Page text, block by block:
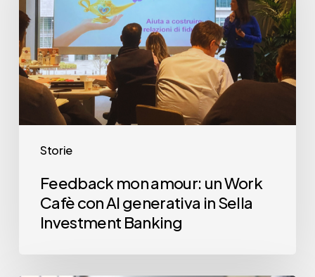
Storie
un
Work
Cafè
con
AI
generativa
Sella
Investment
Banking
Feedback mon amour: un Work
Cafè con AI generativa in Sella
Investment Banking